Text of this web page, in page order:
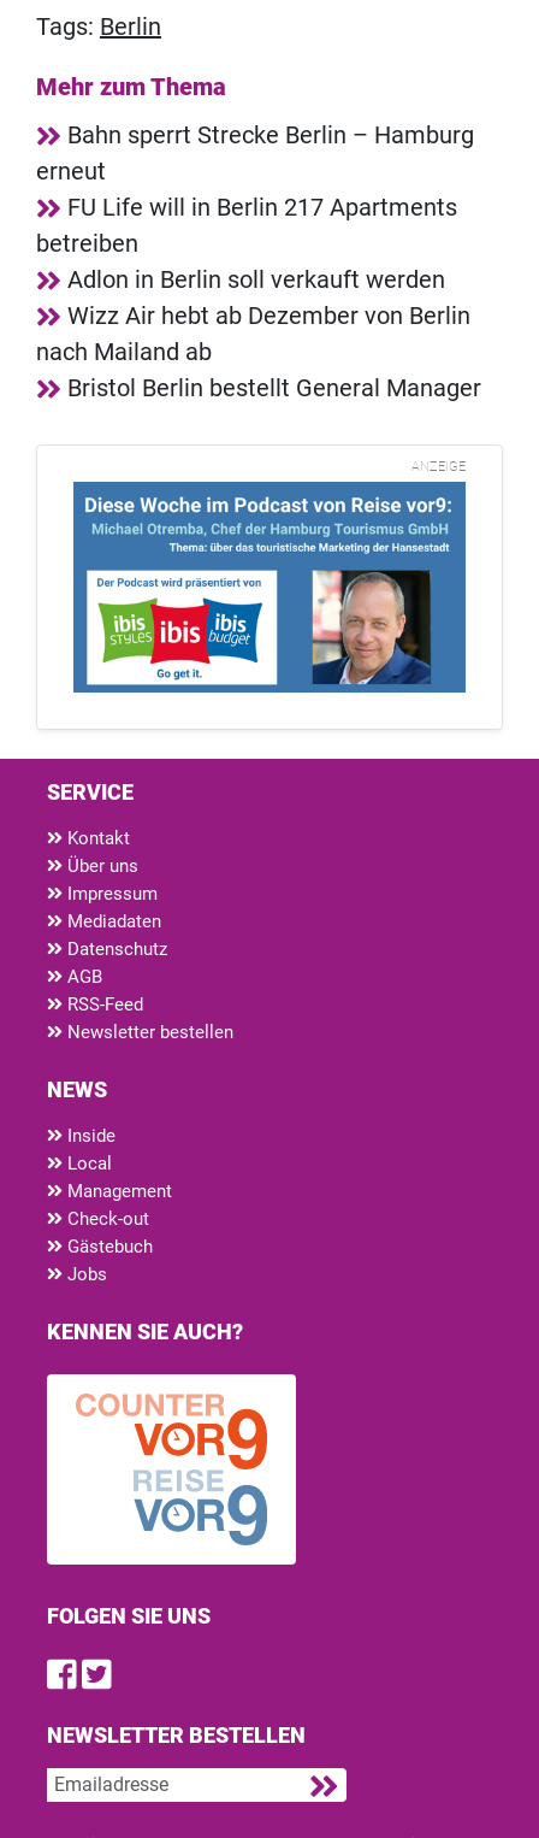
Tags: Berlin
Mehr zum Thema
Bahn sperrt Strecke Berlin – Hamburg
erneut
FU Life will in Berlin 217 Apartments
betreiben
Adlon in Berlin soll verkauft werden
Wizz Air hebt ab Dezember von Berlin
nach Mailand ab
Bristol Berlin bestellt General Manager
ANZEIGE
SERVICE
Kontakt
Über uns
Impressum
Mediadaten
Datenschutz
AGB
RSS-Feed
Newsletter bestellen
NEWS
Inside
Local
Management
Check-out
Gästebuch
Jobs
KENNEN SIE AUCH?
FOLGEN SIE UNS
Find us on Facebook
Follow us on Twitter
NEWSLETTER BESTELLEN